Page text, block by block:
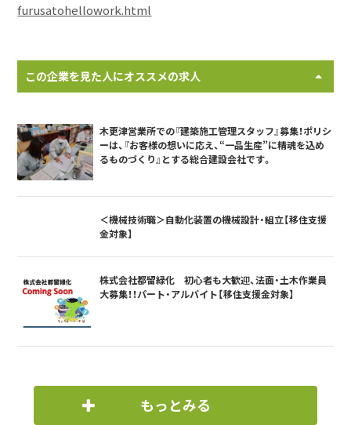
furusatohellowork.html
この企業を見た人にオススメの求人
木更津営業所での『建築施工管理スタッフ』募集！ポリシ
ーは、『お客様の想いに応え、“一品生産”に精魂を込め
るものづくり』とする総合建設会社です。
＜機械技術職＞自動化装置の機械設計・組立【移住支援
金対象】
株式会社都留緑化 初心者も大歓迎、法面・土木作業員
大募集！！パート・アルバイト【移住支援金対象】
もっとみる